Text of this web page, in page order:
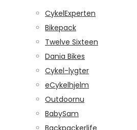
CykelExperten
Bikepack
Twelve Sixteen
Dania Bikes
Cykel-lygter
eCykelhjelm
Outdoornu
BabySam
Backpackerlife